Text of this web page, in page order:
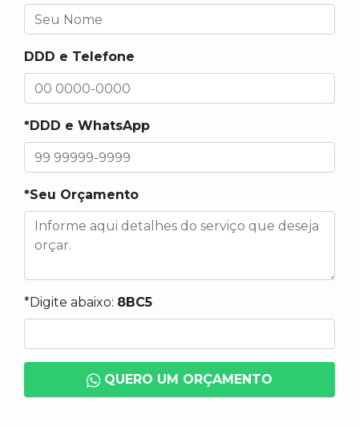
DDD e Telefone
*DDD e WhatsApp
*Seu Orçamento
*Digite abaixo: 8BC5
QUERO UM ORÇAMENTO